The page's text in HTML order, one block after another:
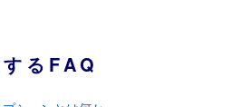
るFAQ